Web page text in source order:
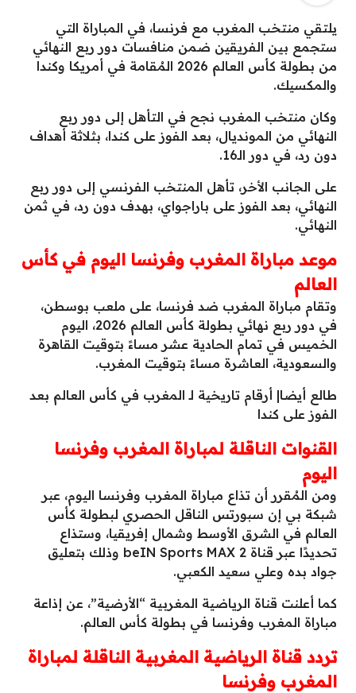
يلتقي منتخب المغرب مع فرنسا، في المباراة التي
ستجمع بين الفريقين ضمن منافسات دور ربع النهائي
من بطولة كأس العالم 2026 المُقامة في أمريكا وكندا
والمكسيك.
وكان منتخب المغرب نجح في التأهل إلى دور ربع
النهائي من المونديال، بعد الفوز على كندا، بثلاثة أهداف
دون رد، في دور الـ16.
على الجانب الأخر، تأهل المنتخب الفرنسي إلى دور ربع
النهائي، بعد الفوز على باراجواي، بهدف دون رد، في ثمن
النهائي.
موعد مباراة المغرب وفرنسا اليوم في كأس
العالم
وتقام مباراة المغرب ضد فرنسا، على ملعب بوسطن،
في دور ربع نهائي بطولة كأس العالم 2026، اليوم
الخميس في تمام الحادية عشر مساءً بتوقيت القاهرة
والسعودية، العاشرة مساءً بتوقيت المغرب.
طالع أيضا| أرقام تاريخية لـ المغرب في كأس العالم بعد
الفوز على كندا
القنوات الناقلة لمباراة المغرب وفرنسا
اليوم
ومن المُقرر أن تذاع مباراة المغرب وفرنسا اليوم، عبر
شبكة بي إن سبورتس الناقل الحصري لبطولة كأس
العالم في الشرق الأوسط وشمال إفريقيا، وستذاع
تحديدًا عبر قناة beIN Sports MAX 2 وذلك بتعليق
جواد بده وعلي سعيد الكعبي.
كما أعلنت قناة الرياضية المغربية “الأرضية”، عن إذاعة
مباراة المغرب وفرنسا في بطولة كأس العالم.
تردد قناة الرياضية المغربية الناقلة لمباراة
المغرب وفرنسا